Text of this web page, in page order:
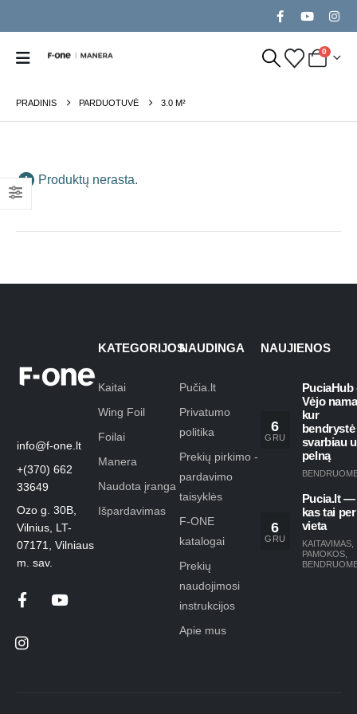
0
PRADINIS PARDUOTUVĖ 3.0 M²
Produktų nerasta.
info@f-one.lt
+(370) 662
33649
Ozo g. 30B,
Vilnius, LT-
07171, Vilniaus
m. sav.
KATEGORIJOS
Kaitai
Wing Foil
Foilai
Manera
Naudota įranga
Išpardavimas
NAUDINGA
Pučia.lt
Privatumo
politika
Prekių pirkimo -
pardavimo
taisyklės
F-ONE
katalogai
Prekių
naudojimosi
instrukcijos
Apie mus
NAUJIENOS
6
GRU
PuciaHub
Vėjo
kur
bendrystė
svarbiau
pelną
6
GRU
Pucia.lt —
kas tai per
vieta
KAITAVIMAS
PAMOKOS